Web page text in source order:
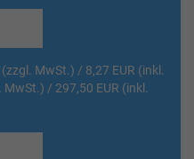
MwSt.) / 8,27 EUR (inkl.
/ 297,50 EUR (inkl.